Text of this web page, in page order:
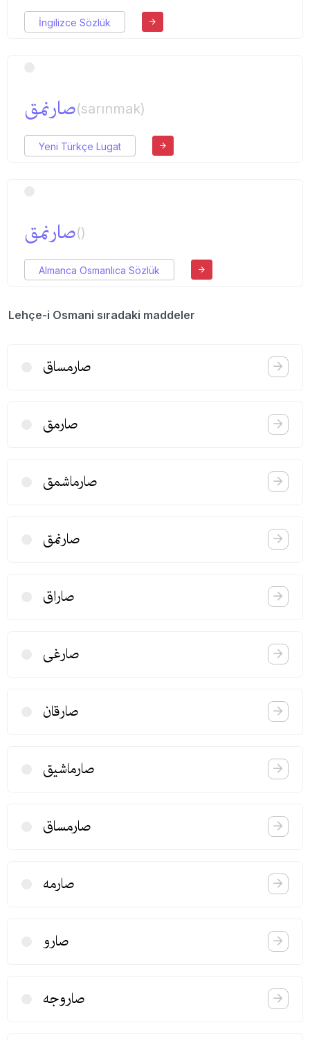
İngilizce Sözlük
صارنمق(sarınmak)
Yeni Türkçe Lugat
صارنمق()
Almanca Osmanlıca Sözlük
Lehçe-i Osmani sıradaki maddeler
صارمساق
صارمق
صارماشمق
صارنمق
صاراق
صارغی
صارقان
صارماشیق
صارمساق
صارمه
صارو
صاروجه